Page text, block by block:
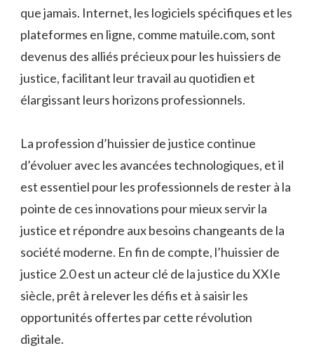
que jamais. Internet, les logiciels spécifiques et les
plateformes en ligne, comme matuile.com, sont
devenus des alliés précieux pour les huissiers de
justice, facilitant leur travail au quotidien et
élargissant leurs horizons professionnels.
La profession d’huissier de justice continue
d’évoluer avec les avancées technologiques, et il
est essentiel pour les professionnels de rester à la
pointe de ces innovations pour mieux servir la
justice et répondre aux besoins changeants de la
société moderne. En fin de compte, l’huissier de
justice 2.0 est un acteur clé de la justice du XXIe
siècle, prêt à relever les défis et à saisir les
opportunités offertes par cette révolution
digitale.